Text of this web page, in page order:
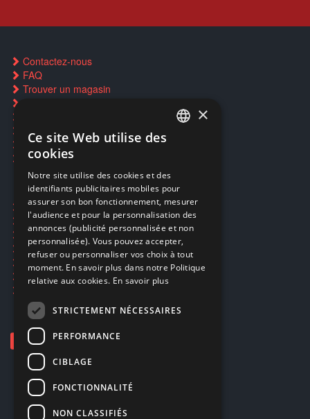
Contactez-nous
FAQ
Trouver un magasin
Restauration CD griffés
Réparations & SAV
Smartpoints
Ecogaming
Expédition & retours
Confidentialité
Conditions générales
EA Sport UFC 6
Call of Duty: Modern Warfare 4
Rachat et revente de jeux en cash
ENGLISH
×
Ce site Web utilise des
cookies
Notre site utilise des cookies et des
identifiants publicitaires mobiles pour
assurer son bon fonctionnement, mesurer
l'audience et pour la personnalisation des
annonces (publicité personnalisée et non
personnalisée). Vous pouvez accepter,
refuser ou personnaliser vos choix à tout
moment. En savoir plus dans notre Politique
relative aux cookies. En savoir plus
STRICTEMENT NÉCESSAIRES
PERFORMANCE
CIBLAGE
FONCTIONNALITÉ
NON CLASSIFIÉS